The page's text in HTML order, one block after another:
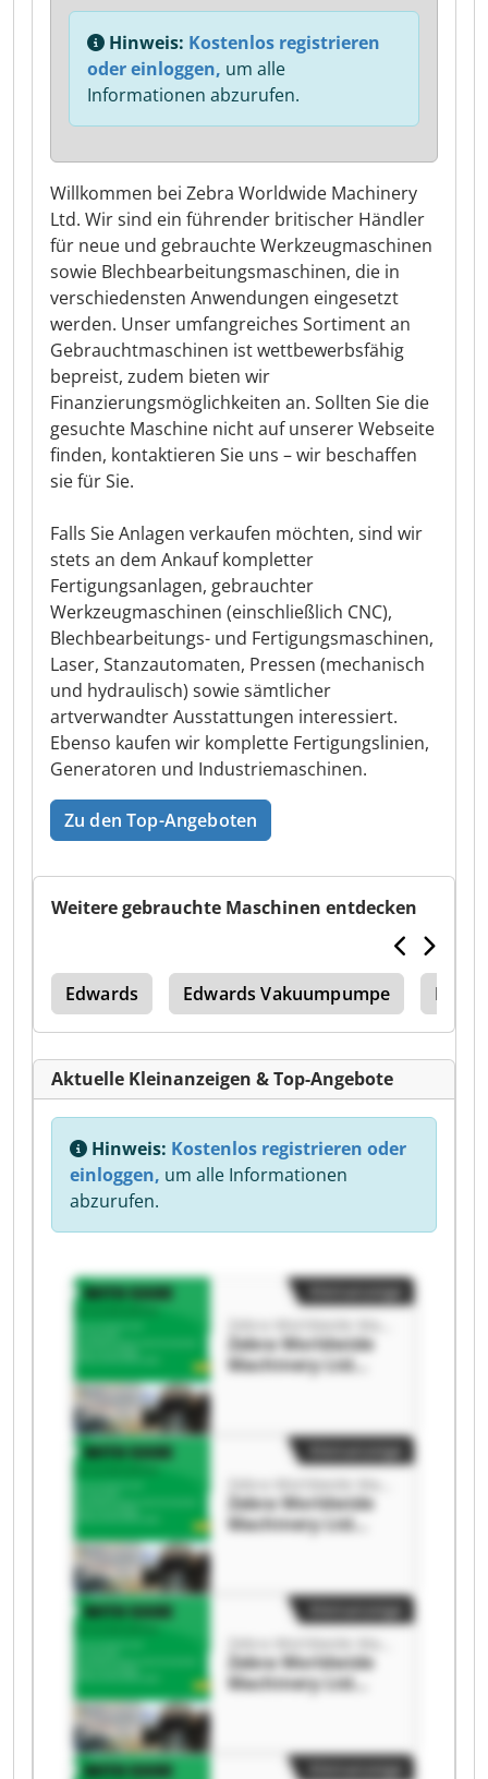
Willkommen bei Zebra Worldwide Machinery
Ltd. Wir sind ein führender britischer Händler
für neue und gebrauchte Werkzeugmaschinen
sowie Blechbearbeitungsmaschinen, die in
verschiedensten Anwendungen eingesetzt
werden. Unser umfangreiches Sortiment an
Gebrauchtmaschinen ist wettbewerbsfähig
bepreist, zudem bieten wir
Finanzierungsmöglichkeiten an. Sollten Sie die
gesuchte Maschine nicht auf unserer Webseite
finden, kontaktieren Sie uns – wir beschaffen
sie für Sie.
Falls Sie Anlagen verkaufen möchten, sind wir
stets an dem Ankauf kompletter
Fertigungsanlagen, gebrauchter
Werkzeugmaschinen (einschließlich CNC),
Blechbearbeitungs- und Fertigungsmaschinen,
Laser, Stanzautomaten, Pressen (mechanisch
und hydraulisch) sowie sämtlicher
artverwandter Ausstattungen interessiert.
Ebenso kaufen wir komplette Fertigungslinien,
Generatoren und Industriemaschinen.
Zu den Top-Angeboten
Hinweis: Kostenlos registrieren
oder einloggen, um alle
Informationen abzurufen.
Weitere gebrauchte Maschinen entdecken
Edwards Edwards Vakuumpumpe
Aktuelle Kleinanzeigen & Top-Angebote
Hinweis: Kostenlos registrieren oder
einloggen, um alle Informationen
abzurufen.
Zebra Worldwide
Machinery Ltd
Zebra Worldwide
Machinery Ltd
Kleinanzeige
Zebra Worldwide
Machinery Ltd
Kleinanzeige
Kleinanzeige